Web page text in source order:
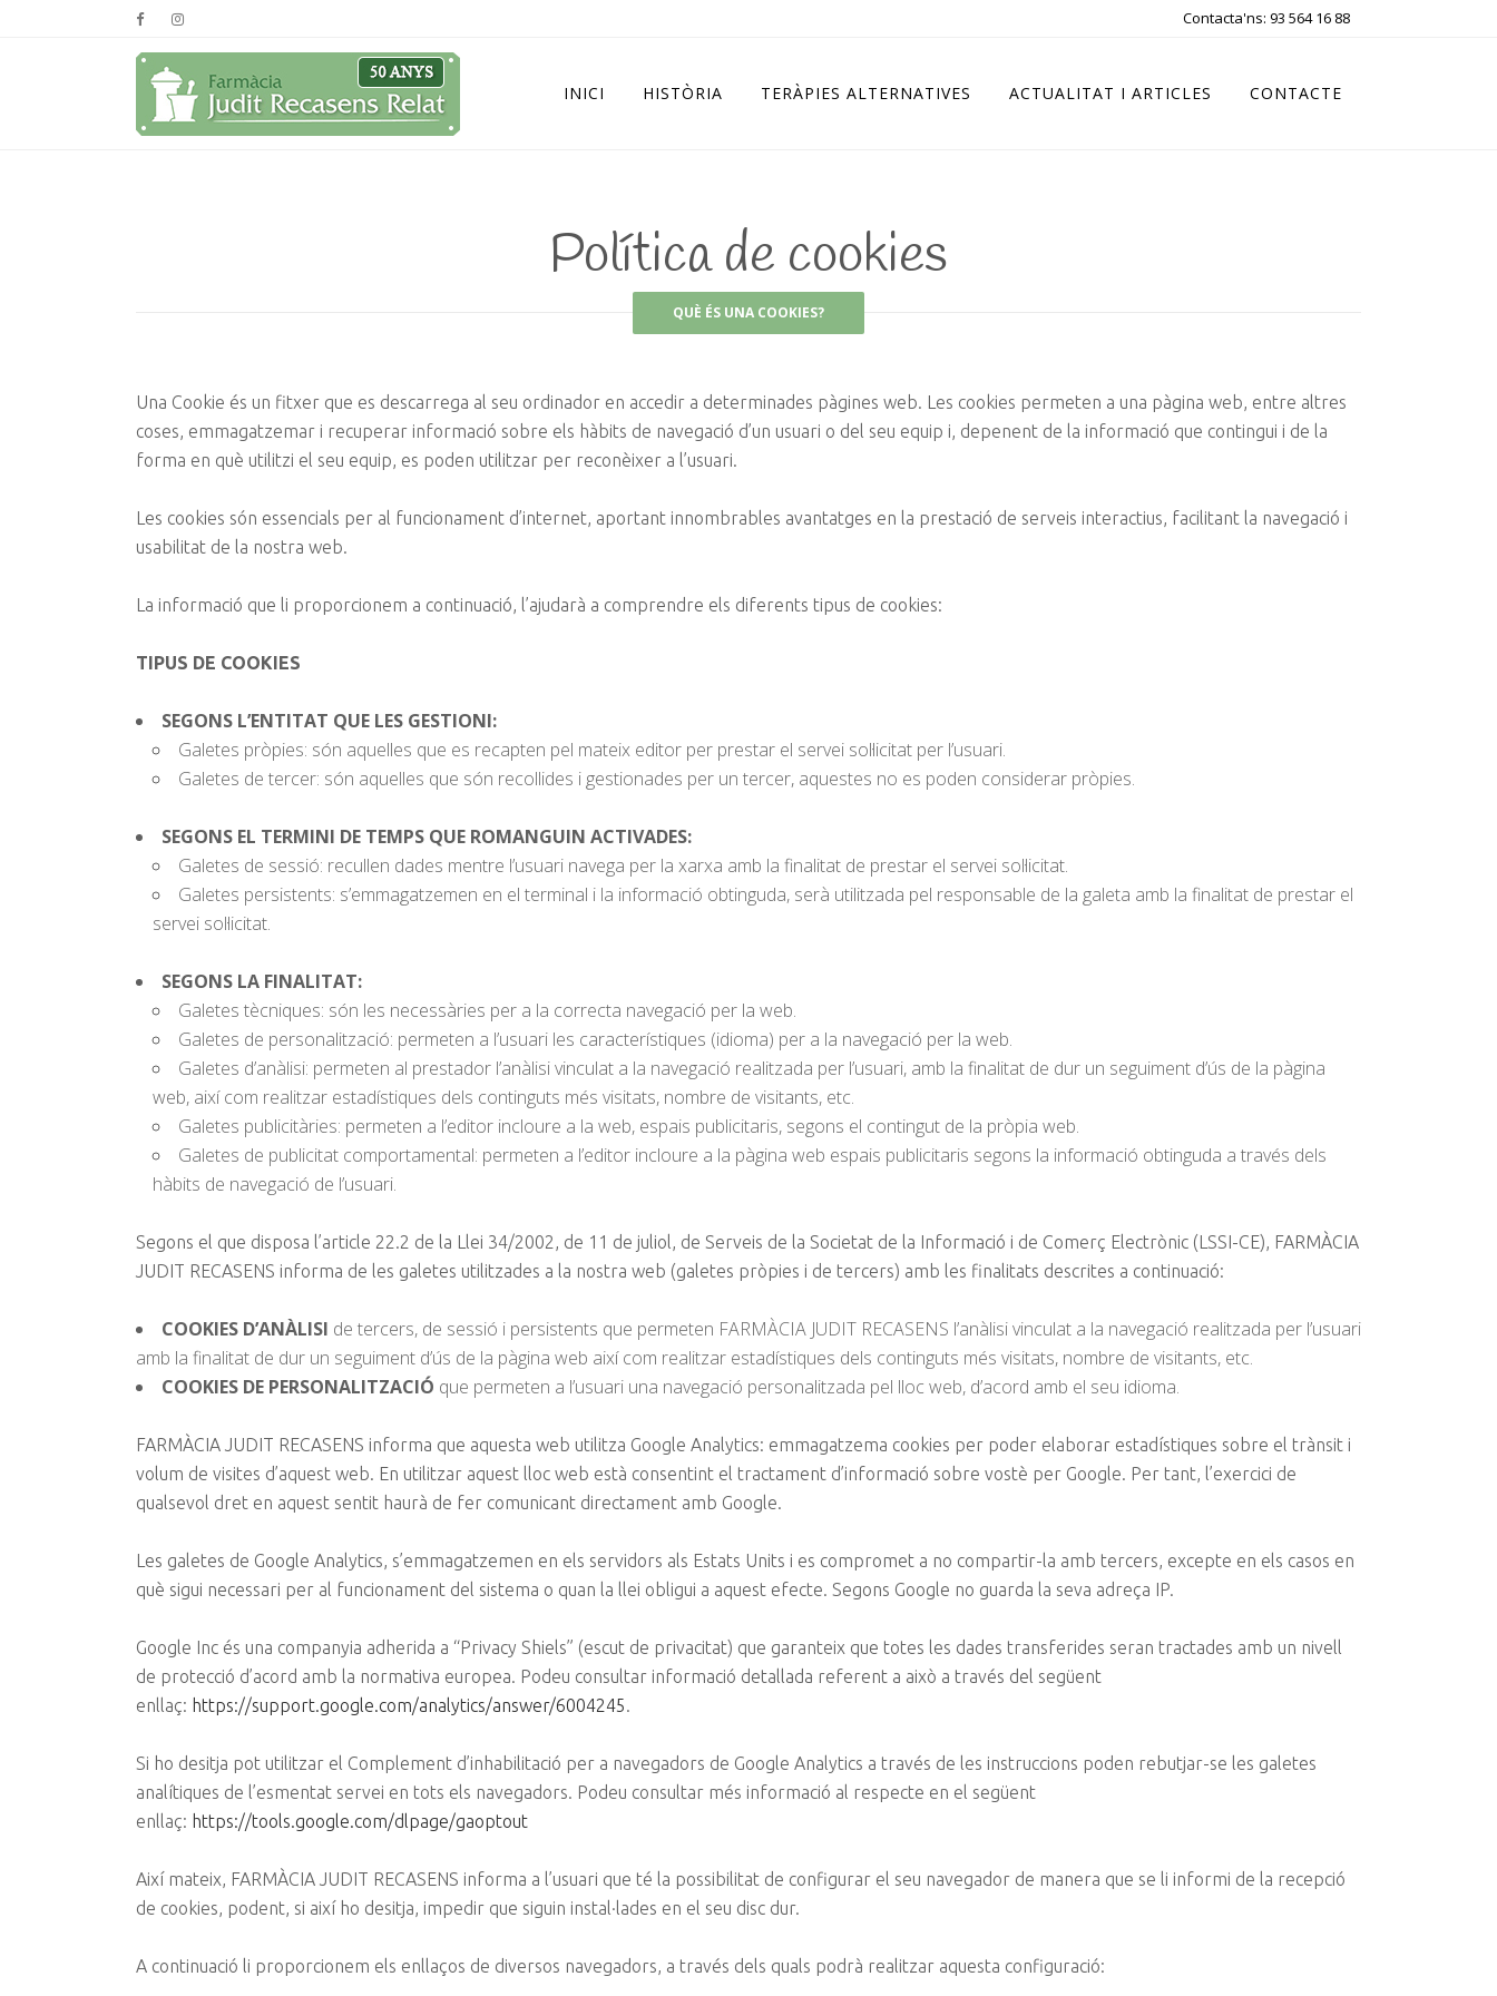
Contacta'ns: 93 564 16 88
INICI HISTÒRIA TERÀPIES ALTERNATIVES ACTUALITAT I ARTICLES CONTACTE
Política de cookies
QUÈ ÉS UNA COOKIES?
Una Cookie és un fitxer que es descarrega al seu ordinador en accedir a determinades pàgines web. Les cookies permeten a una pàgina web, entre altres
coses, emmagatzemar i recuperar informació sobre els hàbits de navegació d’un usuari o del seu equip i, depenent de la informació que contingui i de la
forma en què utilitzi el seu equip, es poden utilitzar per reconèixer a l’usuari.
Les cookies són essencials per al funcionament d’internet, aportant innombrables avantatges en la prestació de serveis interactius, facilitant la navegació i
usabilitat de la nostra web.
La informació que li proporcionem a continuació, l’ajudarà a comprendre els diferents tipus de cookies:
TIPUS DE COOKIES
SEGONS L’ENTITAT QUE LES GESTIONI:
Galetes pròpies: són aquelles que es recapten pel mateix editor per prestar el servei sol·licitat per l’usuari.
Galetes de tercer: són aquelles que són recollides i gestionades per un tercer, aquestes no es poden considerar pròpies.
SEGONS EL TERMINI DE TEMPS QUE ROMANGUIN ACTIVADES:
Galetes de sessió: recullen dades mentre l’usuari navega per la xarxa amb la finalitat de prestar el servei sol·licitat.
Galetes persistents: s’emmagatzemen en el terminal i la informació obtinguda, serà utilitzada pel responsable de la galeta amb la finalitat de prestar el
servei sol·licitat.
SEGONS LA FINALITAT:
Galetes tècniques: són les necessàries per a la correcta navegació per la web.
Galetes de personalització: permeten a l’usuari les característiques (idioma) per a la navegació per la web.
Galetes d’anàlisi: permeten al prestador l’anàlisi vinculat a la navegació realitzada per l’usuari, amb la finalitat de dur un seguiment d’ús de la pàgina
web, així com realitzar estadístiques dels continguts més visitats, nombre de visitants, etc.
Galetes publicitàries: permeten a l’editor incloure a la web, espais publicitaris, segons el contingut de la pròpia web.
Galetes de publicitat comportamental: permeten a l’editor incloure a la pàgina web espais publicitaris segons la informació obtinguda a través dels
hàbits de navegació de l’usuari.
Segons el que disposa l’article 22.2 de la Llei 34/2002, de 11 de juliol, de Serveis de la Societat de la Informació i de Comerç Electrònic (LSSI-CE), FARMÀCIA
JUDIT RECASENS informa de les galetes utilitzades a la nostra web (galetes pròpies i de tercers) amb les finalitats descrites a continuació:
COOKIES D’ANÀLISI de tercers, de sessió i persistents que permeten FARMÀCIA JUDIT RECASENS l’anàlisi vinculat a la navegació realitzada per l’usuari
amb la finalitat de dur un seguiment d’ús de la pàgina web així com realitzar estadístiques dels continguts més visitats, nombre de visitants, etc.
COOKIES DE PERSONALITZACIÓ que permeten a l’usuari una navegació personalitzada pel lloc web, d’acord amb el seu idioma.
FARMÀCIA JUDIT RECASENS informa que aquesta web utilitza Google Analytics: emmagatzema cookies per poder elaborar estadístiques sobre el trànsit i
volum de visites d’aquest web. En utilitzar aquest lloc web està consentint el tractament d’informació sobre vostè per Google. Per tant, l’exercici de
qualsevol dret en aquest sentit haurà de fer comunicant directament amb Google.
Les galetes de Google Analytics, s’emmagatzemen en els servidors als Estats Units i es compromet a no compartir-la amb tercers, excepte en els casos en
què sigui necessari per al funcionament del sistema o quan la llei obligui a aquest efecte. Segons Google no guarda la seva adreça IP.
Google Inc és una companyia adherida a “Privacy Shiels” (escut de privacitat) que garanteix que totes les dades transferides seran tractades amb un nivell
de protecció d’acord amb la normativa europea. Podeu consultar informació detallada referent a això a través del següent
enllaç: https://support.google.com/analytics/answer/6004245.
Si ho desitja pot utilitzar el Complement d’inhabilitació per a navegadors de Google Analytics a través de les instruccions poden rebutjar-se les galetes
analítiques de l’esmentat servei en tots els navegadors. Podeu consultar més informació al respecte en el següent
enllaç: https://tools.google.com/dlpage/gaoptout
Així mateix, FARMÀCIA JUDIT RECASENS informa a l’usuari que té la possibilitat de configurar el seu navegador de manera que se li informi de la recepció
de cookies, podent, si així ho desitja, impedir que siguin instal·lades en el seu disc dur.
A continuació li proporcionem els enllaços de diversos navegadors, a través dels quals podrà realitzar aquesta configuració: